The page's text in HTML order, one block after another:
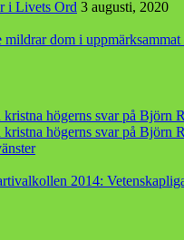
i Livets Ord 3 augusti, 2020
dom i
högerns svar på Björn
högerns svar på Björn
2014: